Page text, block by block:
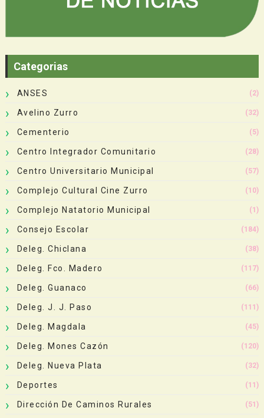
Categorias
ANSES (2)
Avelino Zurro (32)
Cementerio (5)
Centro Integrador Comunitario (28)
Centro Universitario Municipal (57)
Complejo Cultural Cine Zurro (10)
Complejo Natatorio Municipal (1)
Consejo Escolar (184)
Deleg. Chiclana (38)
Deleg. Fco. Madero (117)
Deleg. Guanaco (66)
Deleg. J. J. Paso (111)
Deleg. Magdala (45)
Deleg. Mones Cazón (120)
Deleg. Nueva Plata (32)
Deportes (11)
Dirección De Caminos Rurales (51)